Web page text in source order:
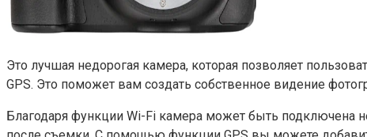
Это лучшая недорогая камера, которая позволяет
GPS. Это поможет вам создать собственное видение
Благодаря функции Wi-Fi камера может быть подключена